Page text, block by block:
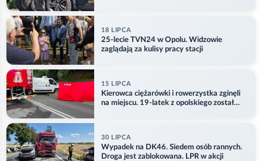
18 LIPCA
25-lecie TVN24 w Opolu. Widzowie
zaglądają za kulisy pracy stacji
15 LIPCA
Kierowca ciężarówki i rowerzystka zginęli
na miejscu. 19-latek z opolskiego został
30 LIPCA
Wypadek na DK46. Siedem osób rannych.
Droga jest zablokowana. LPR w akcji